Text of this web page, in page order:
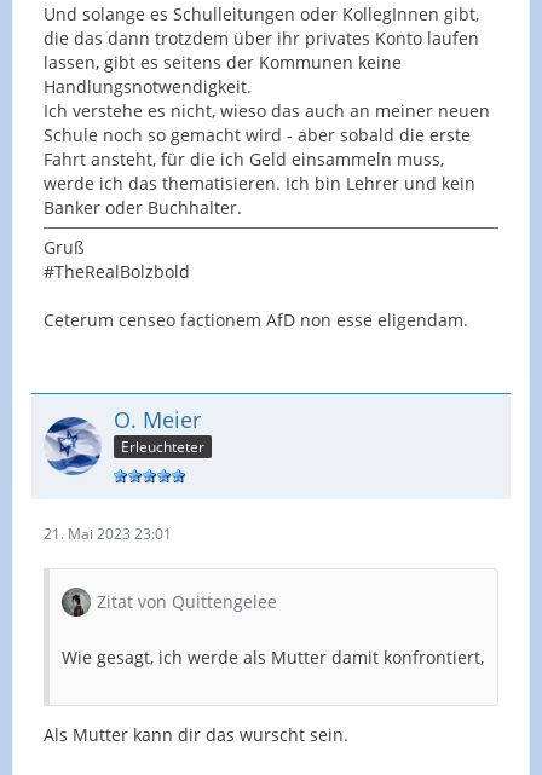
Und solange es Schulleitungen oder KollegInnen gibt,
die das dann trotzdem über ihr privates Konto laufen
lassen, gibt es seitens der Kommunen keine
Handlungsnotwendigkeit.
Ich verstehe es nicht, wieso das auch an meiner neuen
Schule noch so gemacht wird - aber sobald die erste
Fahrt ansteht, für die ich Geld einsammeln muss,
werde ich das thematisieren. Ich bin Lehrer und kein
Banker oder Buchhalter.
Gruß
#TheRealBolzbold
Ceterum censeo factionem AfD non esse eligendam.
O. Meier
Erleuchteter
21. Mai 2023 23:01
Zitat von Quittengelee
Wie gesagt, ich werde als Mutter damit konfrontiert,
Als Mutter kann dir das wurscht sein.